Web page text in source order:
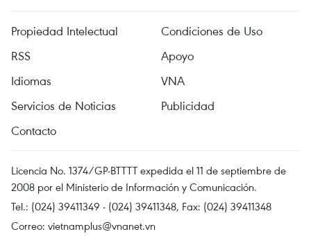
Propiedad Intelectual
Condiciones de Uso
RSS
Apoyo
Idiomas
VNA
Servicios de Noticias
Publicidad
Contacto
Licencia No. 1374/GP-BTTTT expedida el 11 de septiembre de
2008 por el Ministerio de Información y Comunicación.
Tel.: (024) 39411349 - (024) 39411348, Fax: (024) 39411348
Correo: vietnamplus@vnanet.vn